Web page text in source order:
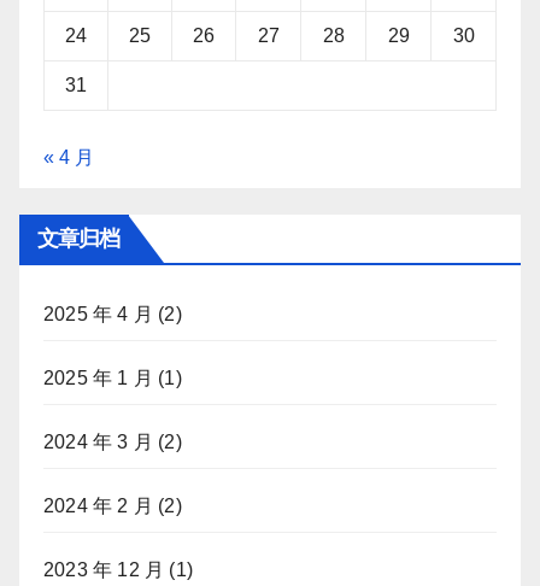
24 25 26 27 28 29 30
31
« 4 月
文章归档
2025 年 4 月 (2)
2025 年 1 月 (1)
2024 年 3 月 (2)
2024 年 2 月 (2)
2023 年 12 月 (1)